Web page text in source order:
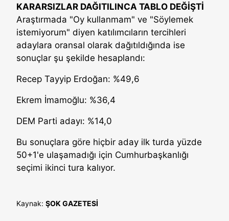
KARARSIZLAR DAĞITILINCA TABLO DEĞİŞTİ
Araştırmada "Oy kullanmam" ve "Söylemek
istemiyorum" diyen katılımcıların tercihleri
adaylara oransal olarak dağıtıldığında ise
sonuçlar şu şekilde hesaplandı:
Recep Tayyip Erdoğan: %49,6
Ekrem İmamoğlu: %36,4
DEM Parti adayı: %14,0
Bu sonuçlara göre hiçbir aday ilk turda yüzde
50+1'e ulaşamadığı için Cumhurbaşkanlığı
seçimi ikinci tura kalıyor.
Kaynak: ŞOK GAZETESİ